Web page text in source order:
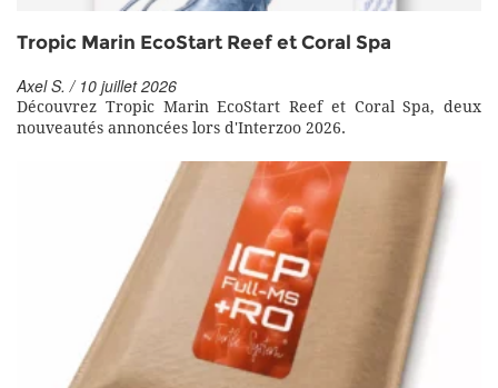
Tropic Marin EcoStart Reef et Coral Spa
Axel S. / 10 juillet 2026
Découvrez Tropic Marin EcoStart Reef et Coral Spa, deux
nouveautés annoncées lors d'Interzoo 2026.